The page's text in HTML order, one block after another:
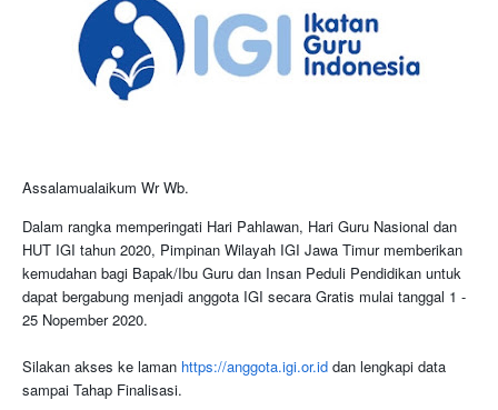
Assalamualaikum Wr Wb.
Dalam rangka memperingati Hari Pahlawan, Hari Guru Nasional dan
HUT IGI tahun 2020, Pimpinan Wilayah IGI Jawa Timur memberikan
kemudahan bagi Bapak/Ibu Guru dan Insan Peduli Pendidikan untuk
dapat bergabung menjadi anggota IGI secara Gratis mulai tanggal 1 -
25 Nopember 2020.
Silakan akses ke laman https://anggota.igi.or.id dan lengkapi data
sampai Tahap Finalisasi.